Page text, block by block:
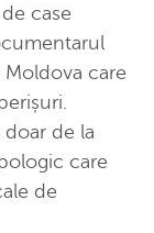
case
care
de la
care
de